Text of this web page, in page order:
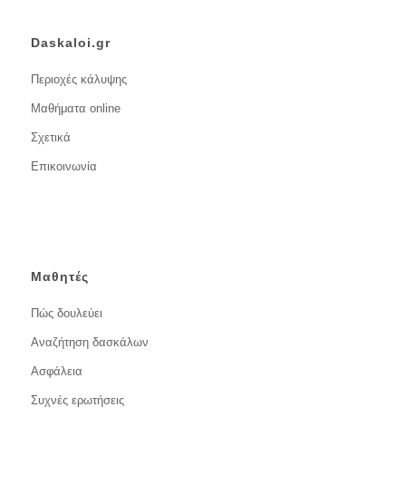
Daskaloi.gr
Περιοχές κάλυψης
Μαθήματα online
Σχετικά
Επικοινωνία
Μαθητές
Πώς δουλεύει
Αναζήτηση δασκάλων
Ασφάλεια
Συχνές ερωτήσεις